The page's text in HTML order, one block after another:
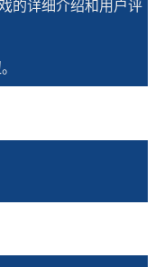
的详细介绍和用户评